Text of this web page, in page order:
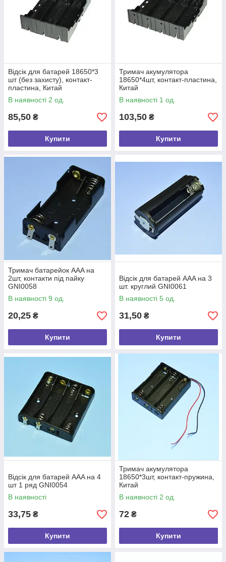
Відсік для батарей 18650*3
шт (без захисту), контакт-
пластина, Китай
В наявності 2 од.
85,50 ₴
Купити
Тримач акумулятора
18650*4шт, контакт-пластина,
Китай
В наявності 1 од.
103,50 ₴
Купити
Тримач батарейок AAA на
2шт, контакти під пайку
GNI0058
В наявності 9 од.
20,25 ₴
Купити
Відсік для батарей ААA на 3
шт. круглий GNI0061
В наявності 5 од.
31,50 ₴
Купити
Відсік для батарей ААA на 4
шт 1 ряд GNI0054
В наявності
33,75 ₴
Купити
Тримач акумулятора
18650*3шт, контакт-пружина,
Китай
В наявності 2 од.
72 ₴
Купити